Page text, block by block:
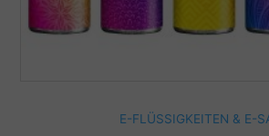
E-FLÜSSIGKEITEN & E-